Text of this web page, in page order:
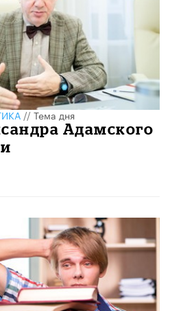
//Тема дня
Адамского